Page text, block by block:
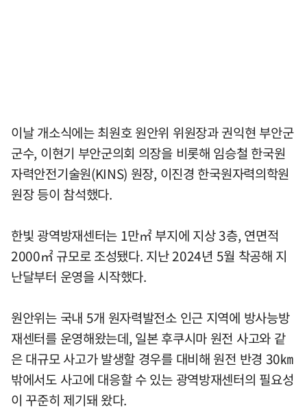
이날 개소식에는 최원호 원안위 위원장과 권익현 부안군
군수, 이현기 부안군의회 의장을 비롯해 임승철 한국원
자력안전기술원(KINS) 원장, 이진경 한국원자력의학원
원장 등이 참석했다.
한빛 광역방재센터는 1만㎡ 부지에 지상 3층, 연면적
2000㎡ 규모로 조성됐다. 지난 2024년 5월 착공해 지
난달부터 운영을 시작했다.
원안위는 국내 5개 원자력발전소 인근 지역에 방사능방
재센터를 운영해왔는데, 일본 후쿠시마 원전 사고와 같
은 대규모 사고가 발생할 경우를 대비해 원전 반경 30㎞
밖에서도 사고에 대응할 수 있는 광역방재센터의 필요성
이 꾸준히 제기돼 왔다.